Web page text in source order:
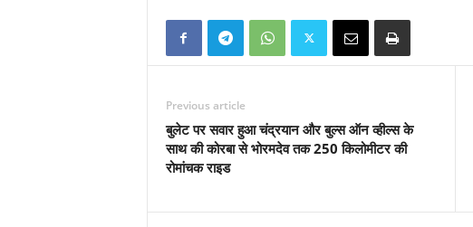
Previous article
बुलेट पर सवार हुआ चंद्रयान और बुल्स ऑन व्हील्स के
साथ की कोरबा से भोरमदेव तक 250 किलोमीटर की
रोमांचक राइड